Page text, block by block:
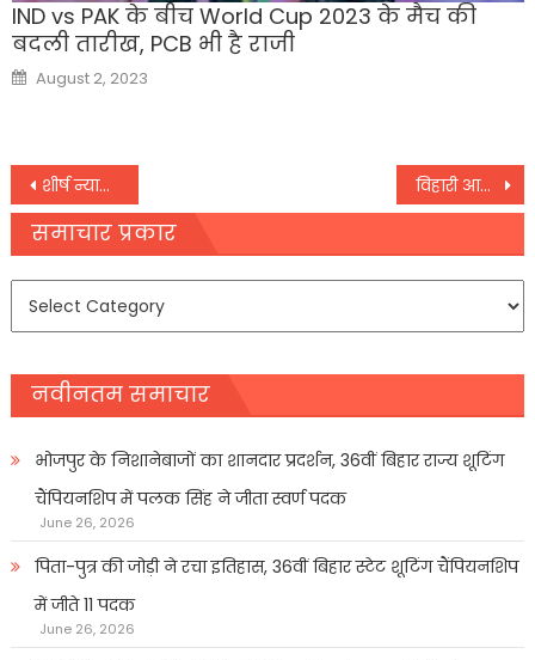
IND vs PAK के बीच World Cup 2023 के मैच की
बदली तारीख, PCB भी है राजी
Posted
on
August 2, 2023
Post
navigation
शीर्ष न्यायालयकी नाराजगी विहारी आखिरी टेस्ट से बाहर
समाचार प्रकार
समाचार
नवीनतम समाचार
भोजपुर के निशानेबाजों का शानदार प्रदर्शन, 36वीं बिहार राज्य शूटिंग
चैंपियनशिप में पलक सिंह ने जीता स्वर्ण पदक
June 26, 2026
पिता-पुत्र की जोड़ी ने रचा इतिहास, 36वीं बिहार स्टेट शूटिंग चैंपियनशिप
में जीते 11 पदक
June 26, 2026